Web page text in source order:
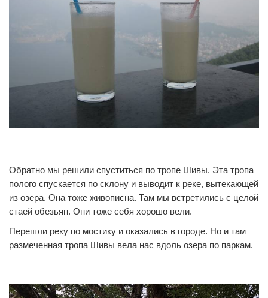
Обратно мы решили спуститься по тропе Шивы. Эта тропа
полого спускается по склону и выводит к реке, вытекающей
из озера. Она тоже живописна. Там мы встретились с целой
стаей обезьян. Они тоже себя хорошо вели.
Перешли реку по мостику и оказались в городе. Но и там
размеченная тропа Шивы вела нас вдоль озера по паркам.